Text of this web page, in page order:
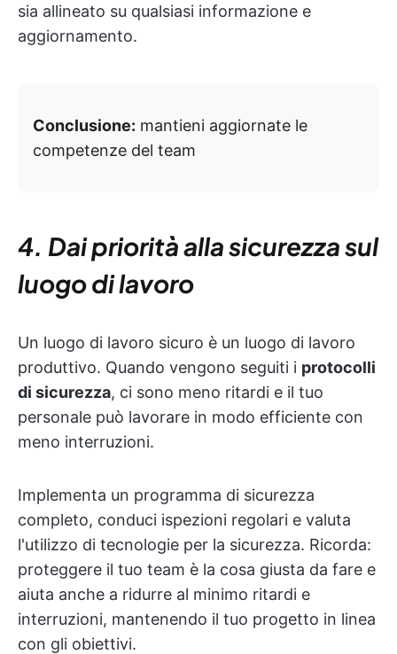
sia allineato su qualsiasi informazione e
aggiornamento.
Conclusione: mantieni aggiornate le
competenze del team
4. Dai priorità alla sicurezza sul
luogo di lavoro
Un luogo di lavoro sicuro è un luogo di lavoro
produttivo. Quando vengono seguiti i protocolli
di sicurezza, ci sono meno ritardi e il tuo
personale può lavorare in modo efficiente con
meno interruzioni.
Implementa un programma di sicurezza
completo, conduci ispezioni regolari e valuta
l'utilizzo di tecnologie per la sicurezza. Ricorda:
proteggere il tuo team è la cosa giusta da fare e
aiuta anche a ridurre al minimo ritardi e
interruzioni, mantenendo il tuo progetto in linea
con gli obiettivi.